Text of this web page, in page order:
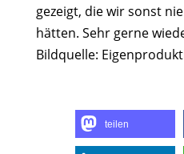
gezeigt, die wir sonst
hätten. Sehr gerne
Bildquelle:
teilen